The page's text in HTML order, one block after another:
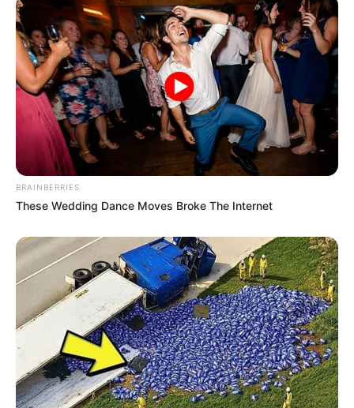
BRAINBERRIES
These Wedding Dance Moves Broke The Internet